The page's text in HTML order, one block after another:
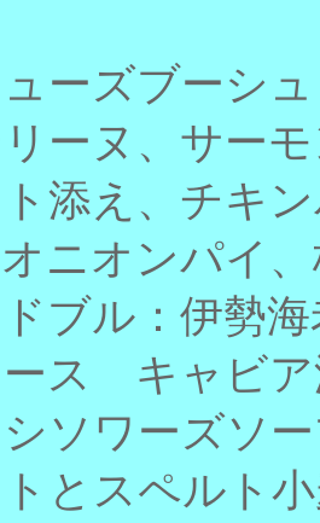
ーズブーシ
ーヌ、サー
ト添え、チキ
ニオンパイ
ブル：伊勢
ース キャビア
ソワーズソ
トとスペルト